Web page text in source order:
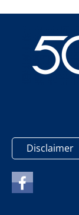
Disclaimer